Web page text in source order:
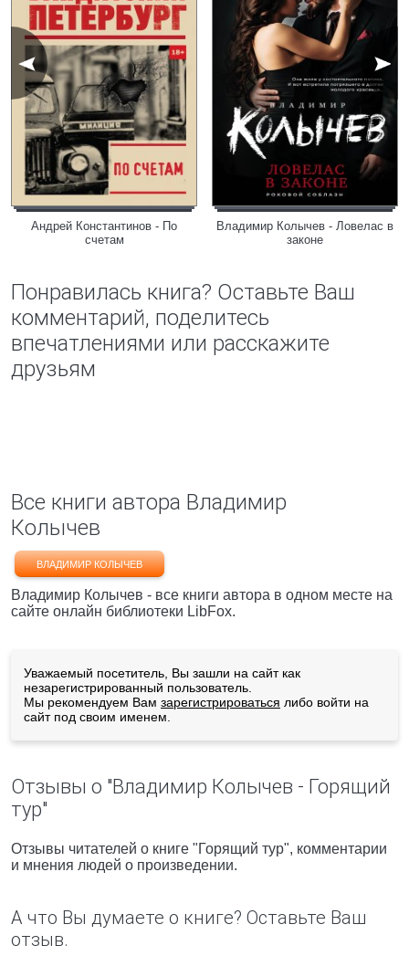
Андрей Константинов - По
счетам
Владимир Колычев - Ловелас в
законе
Понравилась книга? Оставьте Ваш
комментарий, поделитесь
впечатлениями или расскажите
друзьям
Все книги автора Владимир
Колычев
ВЛАДИМИР КОЛЫЧЕВ
Владимир Колычев - все книги автора в одном месте на
сайте онлайн библиотеки LibFox.
Уважаемый посетитель, Вы зашли на сайт как
незарегистрированный пользователь.
Мы рекомендуем Вам зарегистрироваться либо войти на
сайт под своим именем.
Отзывы о "Владимир Колычев - Горящий
тур"
Отзывы читателей о книге "Горящий тур", комментарии
и мнения людей о произведении.
А что Вы думаете о книге? Оставьте Ваш
отзыв.